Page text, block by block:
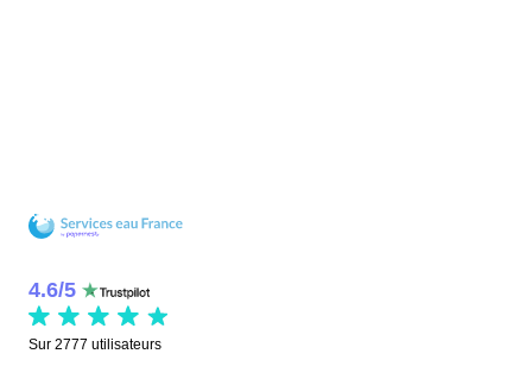
4.6/5
Sur 2777 utilisateurs